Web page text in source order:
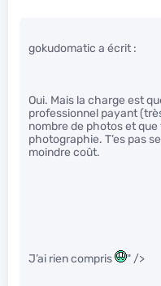
gokudomatic a écrit :
Oui. Mais la charge est
professionnel payant
nombre de photos et
photographie. T’es pas
moindre coût.
J’ai rien compris " />